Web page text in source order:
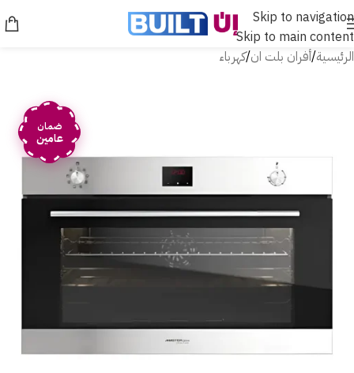
Skip to navigation
Skip to main content
الرئيسية/أفران بلت ان/كهرباء
ضمان
عامين